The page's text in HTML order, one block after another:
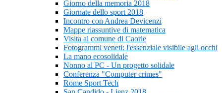
Giorno della memoria 2018
Giornate dello sport 2018
Incontro con Andrea Devicenzi
Mappe riassuntive di matematica
Visita al comune di Caorle
Fotogrammi veneti: l'essenziale visibile agli occhi
La mano ecosolidale
Nonno al PC - Un progetto solidale
Conferenza "Computer crimes"
Rome Sport Tech